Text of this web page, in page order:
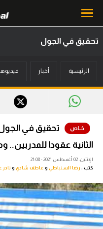
أخبار
ميركاتو
فانتازي في الجول
فيديوهات
عدسات
تحقيق في الجول
الرئيسية أخبار
تحقيق في الجول
الثانية عقودا للمدربين..
الإثنين، 02 أغسطس 2021 - 21:08
كتب : رضا السنباطي و عاطف شادي و نادر